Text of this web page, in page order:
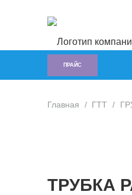
ПРАЙС
Главная / ГTT /
ТРУБКА